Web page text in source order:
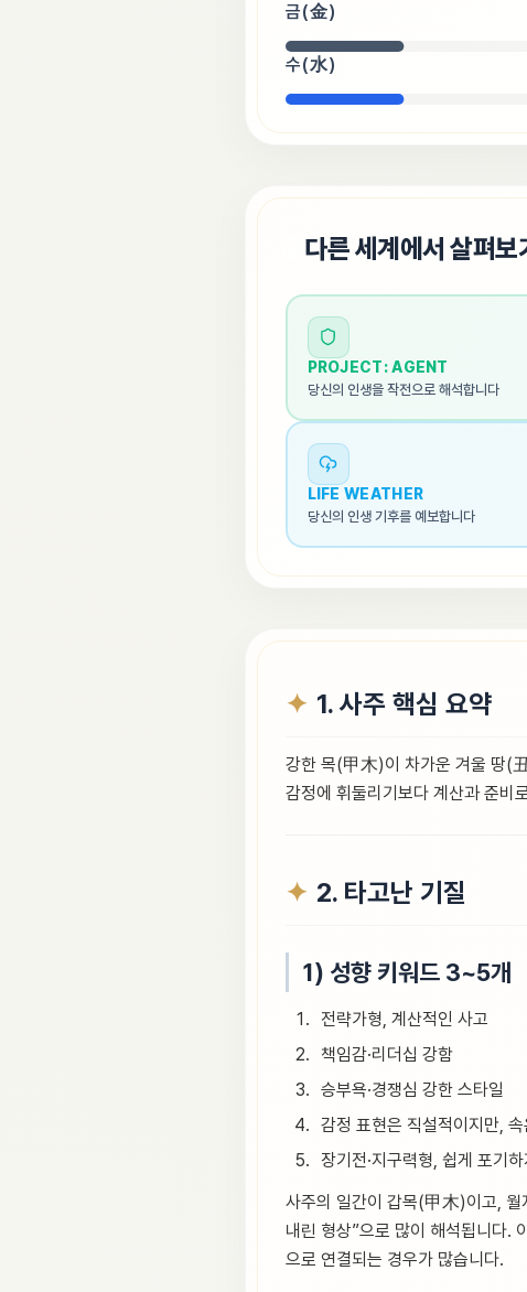
금(金)
수(水)
다른 세계에서 살펴보
PROJECT: AGENT
당신의 인생을 작전으로 해석합니다
LIFE WEATHER
당신의 인생 기후를 예보합니다
1. 사주 핵심 요약
강한 목(甲木)이 차가운 겨울 땅(
감정에 휘둘리기보다 계산과 준비
2. 타고난 기질
1) 성향 키워드 3~5개
전략가형, 계산적인 사고
책임감·리더십 강함
승부욕·경쟁심 강한 스타일
감정 표현은 직설적이지만,
장기전·지구력형, 쉽게 포기
사주의 일간이 갑목(甲木)이고, 월
내린 형상”으로 많이 해석됩니다.
으로 연결되는 경우가 많습니다.